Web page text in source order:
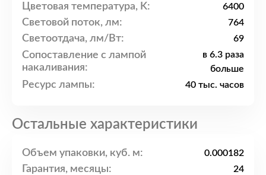
Цветовая температура, K: 6400
Световой поток, лм: 764
Светоотдача, лм/Вт: 69
Сопоставление с лампой
накаливания:
в 6.3 раза
больше
Ресурс лампы: 40 тыс. часов
Остальные характеристики
Объем упаковки, куб. м: 0.000182
Гарантия, месяцы: 24